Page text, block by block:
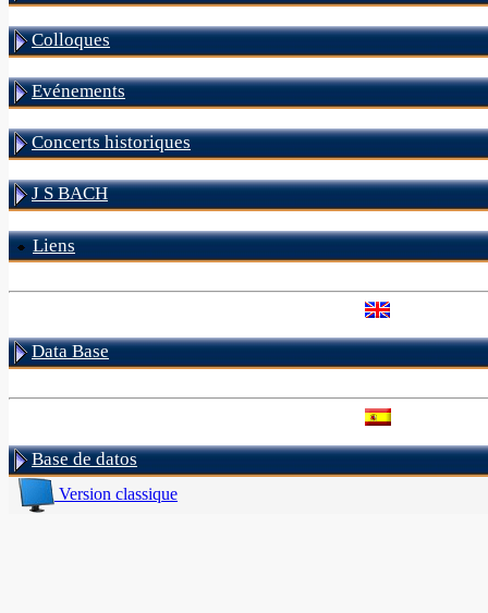
Colloques
Evénements
Concerts historiques
J S BACH
Liens
Data Base
Base de datos
Version classique